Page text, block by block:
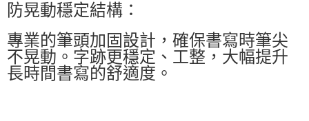
防晃動穩定結構：
專業的筆頭加固設計，確保書寫時筆尖
不晃動。字跡更穩定、工整，大幅提升
長時間書寫的舒適度。